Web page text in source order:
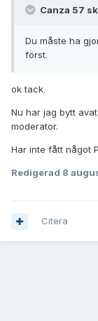
Canza 57
Du måste ha
först.
ok tack.
Nu har jag bytt
moderator.
Har inte fått något
Redigerad 8
Citera